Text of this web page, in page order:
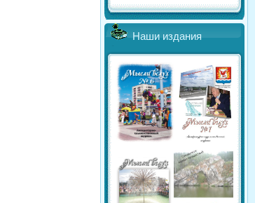
Наши издания